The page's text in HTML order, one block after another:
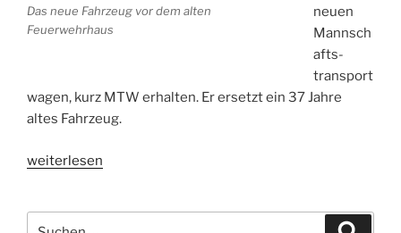
Das neue Fahrzeug vor dem alten
Feuerwehrhaus
neuen
Mannsch
afts-
transport
wagen, kurz MTW erhalten. Er ersetzt ein 37 Jahre
altes Fahrzeug.
„Neues
unsere
weiterlesen